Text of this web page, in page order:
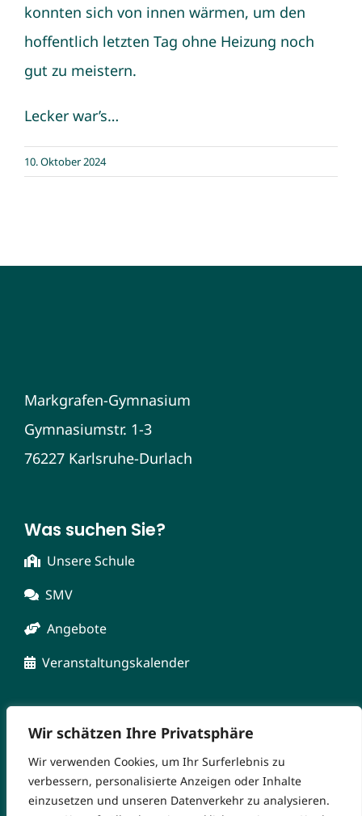
Wir schätzen Ihre Privatsphäre
Wir verwenden Cookies, um Ihr Surferlebnis zu
verbessern, personalisierte Anzeigen oder Inhalte
einzusetzen und unseren Datenverkehr zu analysieren.
konnten sich von innen wärmen, um den
hoffentlich letzten Tag ohne Heizung noch
gut zu meistern.
Lecker war’s…
10. Oktober 2024
Markgrafen-Gymnasium
Gymnasiumstr. 1-3
76227 Karlsruhe-Durlach
Was suchen Sie?
Unsere Schule
SMV
Angebote
Veranstaltungskalender